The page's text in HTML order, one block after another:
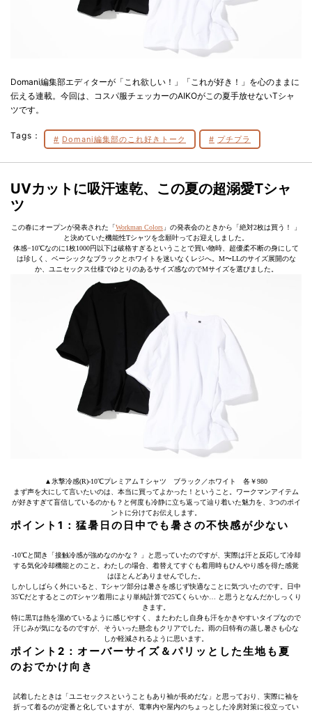
Domani編集部エディターが「これ欲しい！」「これが好き！」を心のままに
伝える連載。今回は、コスパ服チェッカーのAIKOがこの夏手放せないTシャ
ツです。
Tags： Domani編集部のこれ好きトーク プチプラ
UVカットに吸汗速乾、この夏の超溺愛Tシャ
ツ
この春にオープンが発表された「Workman Colors 」の発表会のときから「絶対2枚は買う！ 」
と決めていた機能性Tシャツを念願叶ってお迎えしました。
体感−10℃なのに1枚1000円以下は破格すぎるということで買い物時、超優柔不断の身にして
は珍しく、ベーシックなブラックとホワイトを迷いなくレジへ。M〜LLのサイズ展開のな
か、ユニセックス仕様でゆとりのあるサイズ感なのでMサイズを選びました。
▲氷撃冷感(R)-10℃プレミアムＴシャツ ブラック／ホワイト 各￥980
まず声を大にして言いたいのは、本当に買ってよかった！ということ。ワークマンアイテム
が好きすぎて盲信しているのかも？と何度も冷静に立ち返って辿り着いた魅力を、3つのポイ
ントに分けてお伝えします。
ポイント1：猛暑日の日中でも暑さの不快感が少ない
-10℃と聞き「接触冷感が強めなのかな？ 」と思っていたのですが、実際は汗と反応して冷却
する気化冷却機能とのこと。わたしの場合、着替えてすぐも着用時もひんやり感を得た感覚
はほとんどありませんでした。
しかししばらく外にいると、Tシャツ部分は暑さを感じず快適なことに気づいたのです。日中
35℃だとするとこのTシャツ着用により単純計算で25℃くらいか… と思うとなんだかしっくり
きます。
特に黒Tは熱を溜めているように感じやすく、またわたし自身も汗をかきやすいタイプなので
汗じみが気になるのですが、そういった懸念もクリアでした。雨の日特有の蒸し暑さも心な
しか軽減されるように思います。
ポイント2：オーバーサイズ＆パリッとした生地も夏
のおでかけ向き
試着したときは「ユニセックスということもあり袖が長めだな」と思っており、実際に袖を
折って着るのが定番と化していますが、電車内や屋内のちょっとした冷房対策に役立ってい